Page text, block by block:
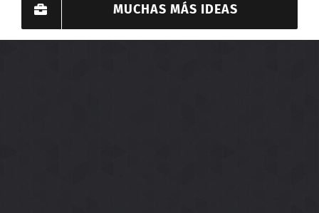
MUCHAS MÁS IDEAS